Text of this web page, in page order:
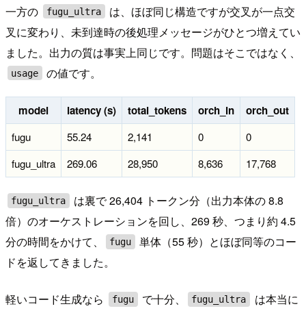
一方の fugu_ultra
は、ほぼ同じ構造ですが交叉が一点交
叉に変わり、未到達時の後処理メッセージがひとつ増えてい
ました。出力の質は事実上同じです。問題はそこではなく、
usage の値です。
model latency (s) total_tokens orch_in orch_out
fugu 55.24 2,141 0
0
fugu_ultra
269.06 28,950 8,636 17,768
fugu_ultra
は裏で 26,404 トークン分（出力本体の 8.8
倍）のオーケストレーションを回し、269 秒、つまり約 4.5
分の時間をかけて、
fugu
単体（55 秒）とほぼ同等のコー
ドを返してきました。
軽いコード生成なら fugu で十分、 fugu_ultra
は本当に